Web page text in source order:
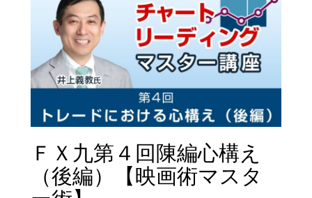
ＦＸ九第４回陳編心構え
（後編）【映画術マスタ